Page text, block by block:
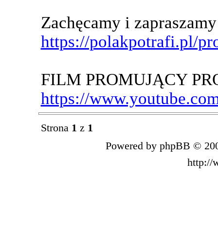
Zachęcamy i
https://polakpotrafi.pl/
FILM PROMUJĄCY
https://
Strona 1 z 1
Powered by phpBB ©
http://